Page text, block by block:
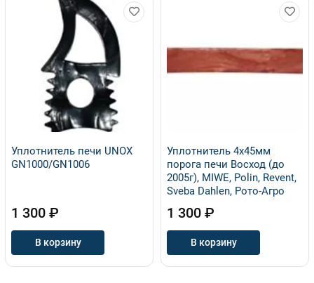
Уплотнитель печи UNOX
GN1000/GN1006
1 300 ₽
В корзину
Уплотнитель 4х45мм
порога печи Восход (до
2005г), MIWE, Polin, Revent,
Sveba Dahlen, Рото-Агро
1 300 ₽
В корзину